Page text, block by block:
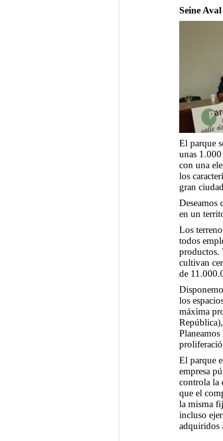
Seine
El parque
unas
con una
los
gran
Deseamos
en un
Los
todos
productos.
cultivan
de
los
máxima
Planeamos
El parque
empresa
controla la
que el
la misma
incluso
adquiridos